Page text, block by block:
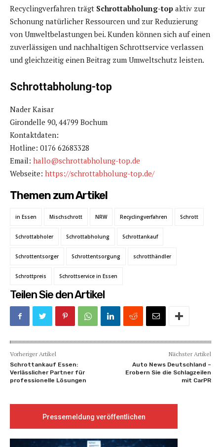
Recyclingverfahren trägt Schrottabholung-top aktiv zur
Schonung natürlicher Ressourcen und zur Reduzierung
von Umweltbelastungen bei. Kunden können sich auf einen
zuverlässigen und nachhaltigen Schrottservice verlassen
und gleichzeitig einen Beitrag zum Umweltschutz leisten.
Schrottabholung-top
Nader Kaisar
Girondelle 90, 44799 Bochum
Kontaktdaten:
Hotline: 0176 62683328
Email: hallo@schrottabholung-top.de
Webseite: https://schrottabholung-top.de/
Themen zum Artikel
in Essen Mischschrott NRW Recyclingverfahren Schrott
Schrottabholer Schrottabholung Schrottankauf
Schrottentsorger Schrottentsorgung schrotthändler
Schrottpreis Schrottservice in Essen
Teilen Sie den Artikel
Vorheriger Artikel
Schrottankauf Essen:
Verlässlicher Partner für
professionelle Lösungen
Nächster Artikel
Auto News Deutschland –
Erobern Sie die Schlagzeilen
mit CarPR
Pressemeldung veröffentlichen